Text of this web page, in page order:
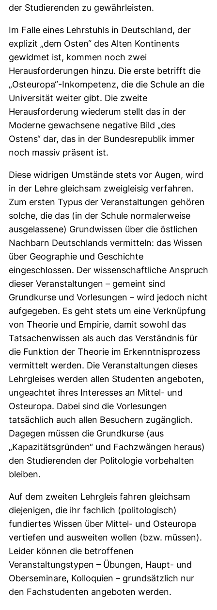
der Studierenden zu gewährleisten.
Im Falle eines Lehrstuhls in Deutschland, der
explizit „dem Osten“ des Alten Kontinents
gewidmet ist, kommen noch zwei
Herausforderungen hinzu. Die erste betrifft die
„Osteuropa“-Inkompetenz, die die Schule an die
Universität weiter gibt. Die zweite
Herausforderung wiederum stellt das in der
Moderne gewachsene negative Bild „des
Ostens“ dar, das in der Bundesrepublik immer
noch massiv präsent ist.
Diese widrigen Umstände stets vor Augen, wird
in der Lehre gleichsam zweigleisig verfahren.
Zum ersten Typus der Veranstaltungen gehören
solche, die das (in der Schule normalerweise
ausgelassene) Grundwissen über die östlichen
Nachbarn Deutschlands vermitteln: das Wissen
über Geographie und Geschichte
eingeschlossen. Der wissenschaftliche Anspruch
dieser Veranstaltungen – gemeint sind
Grundkurse und Vorlesungen – wird jedoch nicht
aufgegeben. Es geht stets um eine Verknüpfung
von Theorie und Empirie, damit sowohl das
Tatsachenwissen als auch das Verständnis für
die Funktion der Theorie im Erkenntnisprozess
vermittelt werden. Die Veranstaltungen dieses
Lehrgleises werden allen Studenten angeboten,
ungeachtet ihres Interesses an Mittel- und
Osteuropa. Dabei sind die Vorlesungen
tatsächlich auch allen Besuchern zugänglich.
Dagegen müssen die Grundkurse (aus
„Kapazitätsgründen“ und Fachzwängen heraus)
den Studierenden der Politologie vorbehalten
bleiben.
Auf dem zweiten Lehrgleis fahren gleichsam
diejenigen, die ihr fachlich (politologisch)
fundiertes Wissen über Mittel- und Osteuropa
vertiefen und ausweiten wollen (bzw. müssen).
Leider können die betroffenen
Veranstaltungstypen – Übungen, Haupt- und
Oberseminare, Kolloquien – grundsätzlich nur
den Fachstudenten angeboten werden.